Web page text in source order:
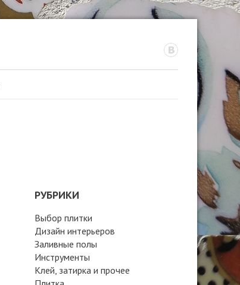
РУБРИКИ
Выбор плитки
Дизайн интерьеров
Заливные полы
Инструменты
Клей, затирка и прочее